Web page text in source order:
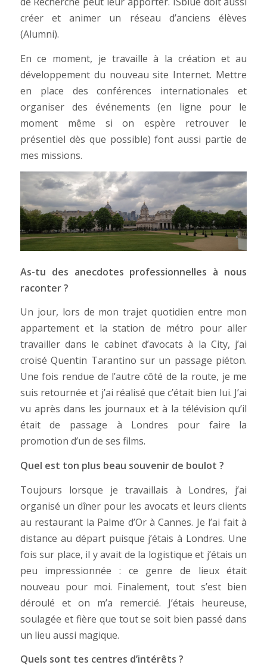
créer et animer un réseau d’anciens élèves
(Alumni).
En ce moment, je travaille à la création et au
développement du nouveau site Internet. Mettre
en place des conférences internationales et
organiser des événements (en ligne pour le
moment même si on espère retrouver le
présentiel dès que possible) font aussi partie de
mes missions.
As-tu des anecdotes professionnelles à nous
raconter ?
Un jour, lors de mon trajet quotidien entre mon
appartement et la station de métro pour aller
travailler dans le cabinet d’avocats à la City, j’ai
croisé Quentin Tarantino sur un passage piéton.
Une fois rendue de l’autre côté de la route, je me
suis retournée et j’ai réalisé que c’était bien lui. J’ai
vu après dans les journaux et à la télévision qu’il
était de passage à Londres pour faire la
promotion d’un de ses films.
Quel est ton plus beau souvenir de boulot ?
Toujours lorsque je travaillais à Londres, j’ai
organisé un dîner pour les avocats et leurs clients
au restaurant la Palme d’Or à Cannes. Je l’ai fait à
distance au départ puisque j’étais à Londres. Une
fois sur place, il y avait de la logistique et j’étais un
peu impressionnée : ce genre de lieux était
nouveau pour moi. Finalement, tout s’est bien
déroulé et on m’a remercié. J’étais heureuse,
soulagée et fière que tout se soit bien passé dans
un lieu aussi magique.
Quels sont tes centres d’intérêts ?